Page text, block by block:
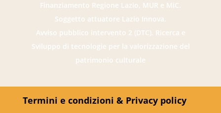
Finanziamento Regione Lazio, MUR e MiC.
Soggetto attuatore Lazio Innova.
Avviso pubblico intervento 2 (DTC). Ricerca e
Sviluppo di tecnologie per la valorizzazione del
patrimonio culturale
Termini e condizioni & Privacy policy